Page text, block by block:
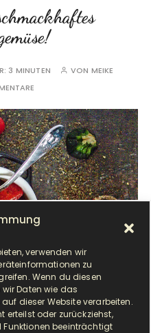
verwenden wir
zu
Wenn du diesen
Daten wie das
dieser Website verarbeiten.
oder zurückziehst,
beeinträchtigt
3 MINUTEN VON MEIKE